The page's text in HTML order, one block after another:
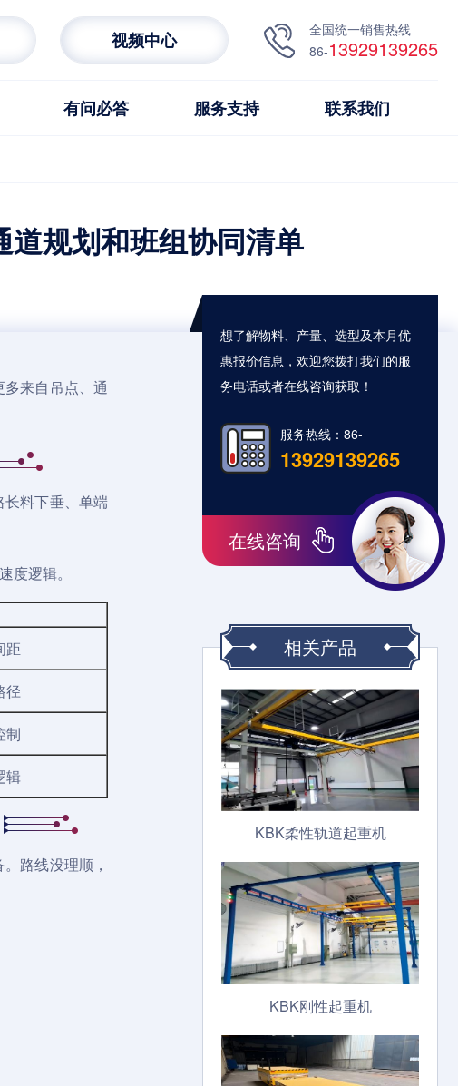
视频中心
全国统一销售热线
86-13929139265
有问必答 服务支持 联系我们
规划和班组协同清单
来自吊点、通
料下垂、单端
逻辑。
距
径
制
辑
路线没理顺，
想了解物料、产量、选型及本月优
惠报价信息，欢迎您拨打我们的服
务电话或者在线咨询获取！
服务热线：86-
13929139265
在线咨询
相关产品
KBK柔性轨道起重机
KBK刚性起重机